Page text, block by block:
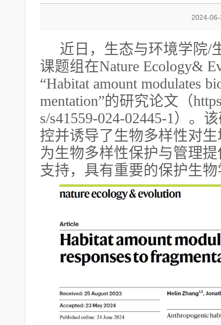
2024-
近日，生态与环境学院/
课题组在Nature Ecology&
“Habitat amount modulates
mentation”的研究论文（
s/s41559-024-02445-1）。
控并诱导了生物多样性对
为生物多样性保护与管理
支持，具有重要的保护生